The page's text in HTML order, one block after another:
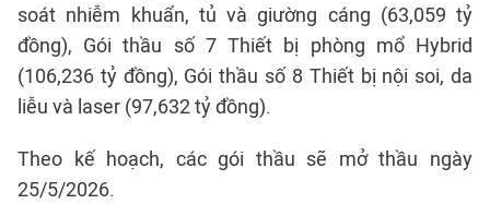
soát nhiễm khuẩn, tủ và giường cáng (63,059 tỷ
đồng), Gói thầu số 7 Thiết bị phòng mổ Hybrid
(106,236 tỷ đồng), Gói thầu số 8 Thiết bị nội soi, da
liễu và laser (97,632 tỷ đồng).
Theo kế hoạch, các gói thầu sẽ mở thầu ngày
25/5/2026. ­